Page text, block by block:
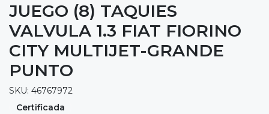
JUEGO (8) TAQUIES
VALVULA 1.3 FIAT FIORINO
CITY MULTIJET-GRANDE
PUNTO
SKU: 46767972
Certificada